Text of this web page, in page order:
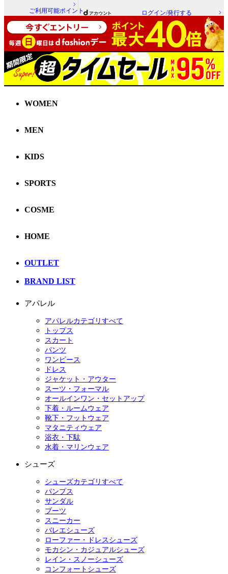
ご利用可能ポイント ログイン/発行する
WOMEN
MEN
KIDS
SPORTS
COSME
HOME
OUTLET
BRAND LIST
アパレル
アパレルカテゴリすべて
トップス
スカート
パンツ
ワンピース
ドレス
ジャケット・アウター
スーツ・フォーマル
オールインワン・セットアップ
下着・ルームウェア
靴下・フットウェア
マタニティウェア
浴衣・下駄
水着・マリンウェア
シューズ
シューズカテゴリすべて
パンプス
サンダル
ブーツ
スニーカー
バレエシューズ
ローファー・ドレスシューズ
モカシン・カジュアルシューズ
レイン・スノーシューズ
コンフォートシューズ